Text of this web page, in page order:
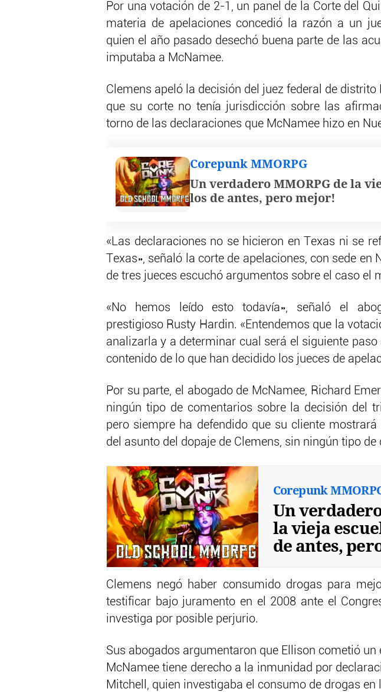
Por una votación de 2-1, un panel de la Corte del
materia de apelaciones concedió la razón a un
quien el año pasado desechó buena parte de las
imputaba a McNamee.
Clemens apeló la decisión del juez federal de distrito
que su corte no tenía jurisdicción sobre las
torno de las declaraciones que McNamee hizo en
Corepunk MMORPG
Un verdadero MMORPG de la
los de antes, pero mejor!
«Las declaraciones no se hicieron en Texas ni se
Texas», señaló la corte de apelaciones, con sede en
de tres jueces escuchó argumentos sobre el caso el
«No hemos leído esto todavía», señaló el
prestigioso Rusty Hardin. «Entendemos que la
analizarla y a determinar cual será el siguiente paso
contenido de lo que han decidido los jueces de
Por su parte, el abogado de McNamee, Richard
ningún tipo de comentarios sobre la decisión del
pero siempre ha defendido que su cliente
del asunto del dopaje de Clemens, sin ningún tipo de
Corepunk
Un
la vieja
de antes,
Clemens negó haber consumido drogas para
testificar bajo juramento en el 2008 ante el
investiga por posible perjurio.
Sus abogados argumentaron que Ellison cometió
McNamee tiene derecho a la inmunidad por
Mitchell, quien investigaba el consumo de drogas en